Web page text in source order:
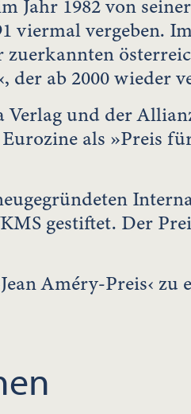
Jahr 1982 von
viermal vergeben.
der ab 2000 wieder
Verlag und der
als »Preis
gestiftet. Der
Améry-Preis‹